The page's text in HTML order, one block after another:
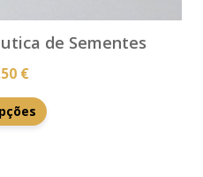
de Sementes
€